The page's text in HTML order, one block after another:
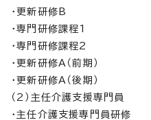
・更新研修B
・専門研修課程1
・専門研修課程2
・更新研修A（前期）
・更新研修A（後期）
（2）主任介護支援専門員
・主任介護支援専門員研修